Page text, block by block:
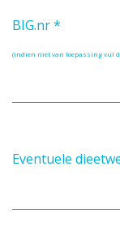
BIG.nr*
(indien niet van toepassing vul
Eventuele